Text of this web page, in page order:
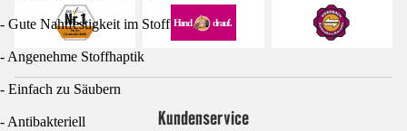
- Gute Nahtfestigkeit im Stoff
- Angenehme Stoffhaptik
- Einfach zu Säubern
- Antibakteriell Kundenservice